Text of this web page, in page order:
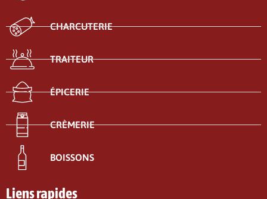
CHARCUTERIE
TRAITEUR
ÉPICERIE
CRÈMERIE
BOISSONS
Liens rapides